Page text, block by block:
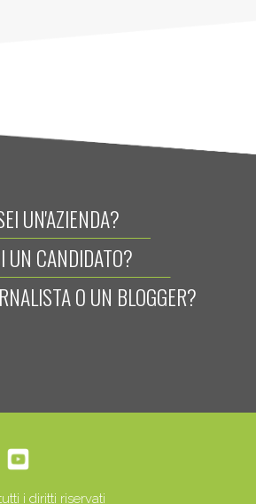
UN'AZIENDA?
UN CANDIDATO?
O UN BLOGGER?
i diritti riservati